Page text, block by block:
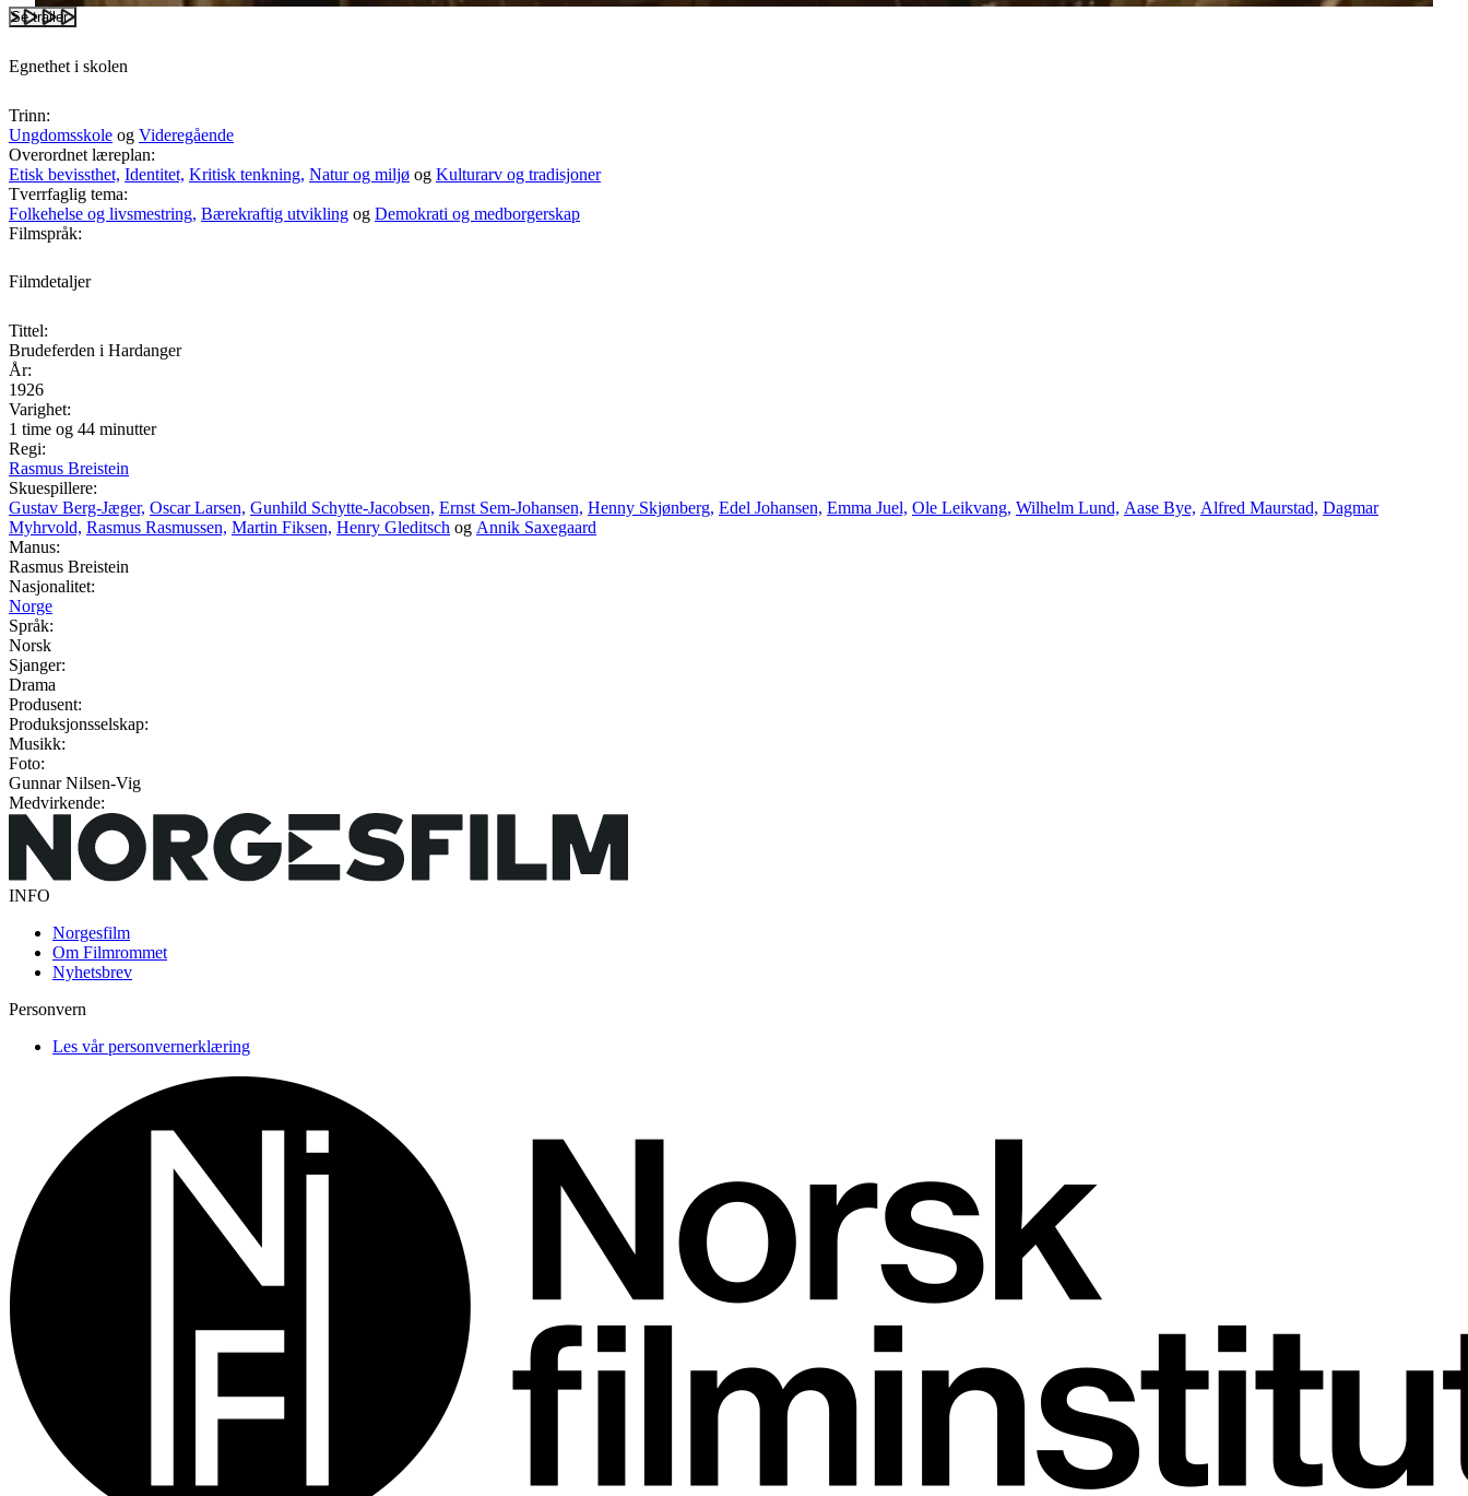
Se trailer
Egnethet i skolen
Trinn:
Ungdomsskole og Videregående
Overordnet læreplan:
Etisk bevissthet, Identitet, Kritisk tenkning, Natur og miljø og Kulturarv og tradisjoner
Tverrfaglig tema:
Folkehelse og livsmestring, Bærekraftig utvikling og Demokrati og medborgerskap
Filmspråk:
Filmdetaljer
Tittel:
Brudeferden i Hardanger
År:
1926
Varighet:
1 time og 44 minutter
Regi:
Rasmus Breistein
Skuespillere:
Gustav Berg-Jæger, Oscar Larsen, Gunhild Schytte-Jacobsen, Ernst Sem-Johansen, Henny Skjønberg, Edel Johansen, Emma Juel, Ole Leikvang, Wilhelm Lund, Aase Bye, Alfred Maurstad, Dagmar
Myhrvold, Rasmus Rasmussen, Martin Fiksen, Henry Gleditsch og Annik Saxegaard
Manus:
Rasmus Breistein
Nasjonalitet:
Norge
Språk:
Norsk
Sjanger:
Drama
Produsent:
Produksjonsselskap:
Musikk:
Foto:
Gunnar Nilsen-Vig
Medvirkende:
INFO
Norgesfilm
Om Filmrommet
Nyhetsbrev
Personvern
Les vår personvernerklæring